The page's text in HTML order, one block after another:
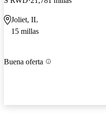
Joliet, IL
15 millas
Buena oferta